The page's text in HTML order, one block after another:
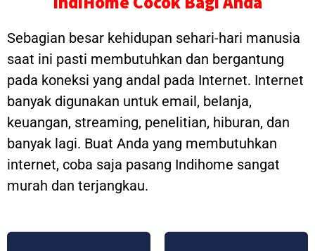
Sebagian besar kehidupan sehari-hari manusia
saat ini pasti membutuhkan dan bergantung
pada koneksi yang andal pada Internet. Internet
banyak digunakan untuk email, belanja,
keuangan, streaming, penelitian, hiburan, dan
banyak lagi. Buat Anda yang membutuhkan
internet, coba saja pasang Indihome sangat
murah dan terjangkau.